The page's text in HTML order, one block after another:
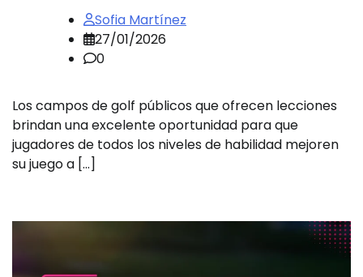
Sofia Martínez
27/01/2026
0
Los campos de golf públicos que ofrecen lecciones
brindan una excelente oportunidad para que
jugadores de todos los niveles de habilidad mejoren
su juego a […]